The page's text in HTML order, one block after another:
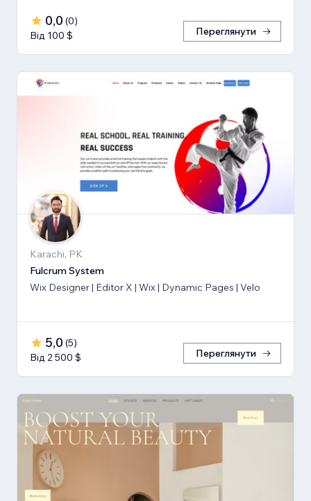
0,0 (0)
Від 100 $
Переглянути
Karachi, PK
Fulcrum System
Wix Designer | Editor X | Wix | Dynamic Pages | Velo
5,0 (5)
Від 2 500 $
Переглянути